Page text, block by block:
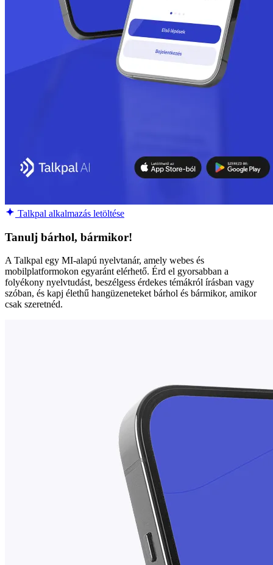
Talkpal alkalmazás letöltése
Tanulj bárhol, bármikor!
A Talkpal egy MI-alapú nyelvtanár, amely webes és
mobilplatformokon egyaránt elérhető. Érd el gyorsabban a
folyékony nyelvtudást, beszélgess érdekes témákról írásban vagy
szóban, és kapj élethű hangüzeneteket bárhol és bármikor, amikor
csak szeretnéd.